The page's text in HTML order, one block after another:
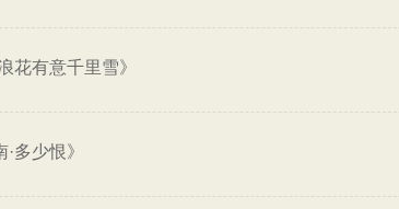
花有意千里雪》
多少恨》